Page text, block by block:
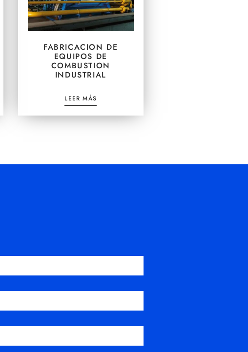
FABRICACION DE
EQUIPOS DE
COMBUSTION
INDUSTRIAL
LEER MÁS